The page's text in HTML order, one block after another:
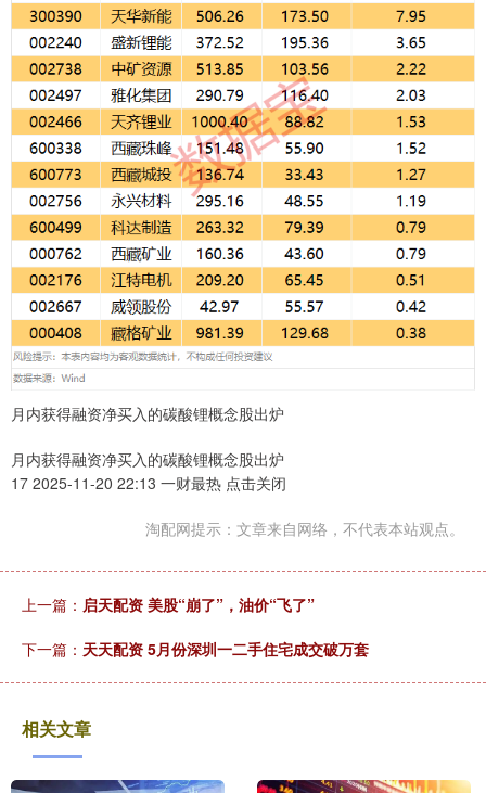
月内获得融资净买入的碳酸锂概念股出炉
月内获得融资净买入的碳酸锂概念股出炉
17 2025-11-20 22:13 一财最热 点击关闭
淘配网提示：文章来自网络，不代表本站观点。
上一篇： 启天配资 美股“崩了”，油价“飞了”
下一篇： 天天配资 5月份深圳一二手住宅成交破万套
相关文章